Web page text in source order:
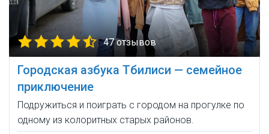
47 отзывов
Городская азбука Тбилиси — семейное
приключение
Подружиться и поиграть с городом на прогулке по
одному из колоритных старых районов.